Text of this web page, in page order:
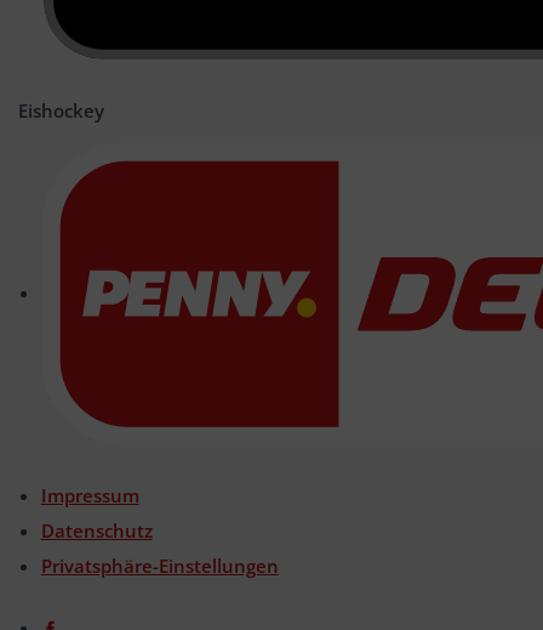
Eishockey
Impressum
Datenschutz
Privatsphäre-Einstellungen